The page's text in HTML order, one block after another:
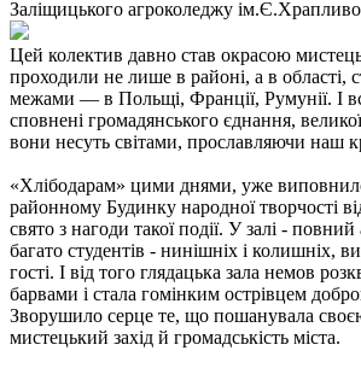
Заліщицького агроколеджу
Цей колектив давно став окрасою
проходили не лише в районі, а в області,
межами — в Польщі, Франції, Румунії. І
сповнені громадянського єднання,
вони несуть світами, прославляючи наш
«Хлібодарам» цими днями, уже
районному Будинку народної творчості
свято з нагоди такої події. У залі -
багато студентів - нинішніх і колишніх,
гості. І від того глядацька зала немов
барвами і стала гомінким острівцем
Зворушило серце те, що пошанувала
мистецький захід й громадськість міста.